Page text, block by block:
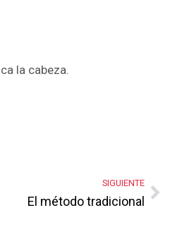
la cabeza.
SIGUIENTE
El método tradicional